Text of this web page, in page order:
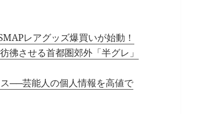
レアグッズ爆買いが始動！
させる首都圏郊外「半グレ」
──芸能人の個人情報を高値で